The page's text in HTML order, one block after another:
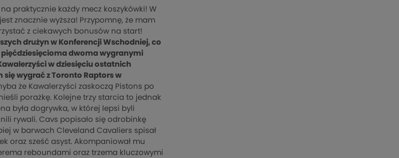
praktycznie każdy mecz koszykówki! W
znacznie wyższa! Przypomnę, że mam
z ciekawych bonusów na start!
drużyn w Konferencji Wschodniej, co
pięćdziesięcioma dwoma wygranymi
w dziesięciu ostatnich
się wygrać z Toronto Raptors w
że Kawalerzyści zaskoczą Pistons po
porażkę. Kolejne trzy starcia to jednak
była dogrywka, w której lepsi byli
rywali. Cavs popisało się odrobinkę
w barwach Cleveland Cavaliers spisał
oraz sześć asyst. Akompaniował mu
reboundami oraz trzema kluczowymi